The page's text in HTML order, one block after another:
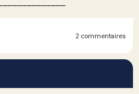
2 commentaires